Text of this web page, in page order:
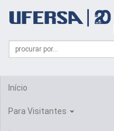
portal
UFERSA
Formulário
Busca
Campo
de
Início
Para Visitantes